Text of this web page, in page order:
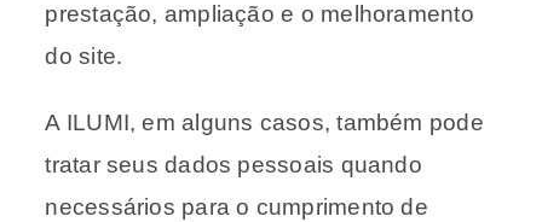
prestação, ampliação e o melhoramento
do site.
A ILUMI, em alguns casos, também pode
tratar seus dados pessoais quando
necessários para o cumprimento de